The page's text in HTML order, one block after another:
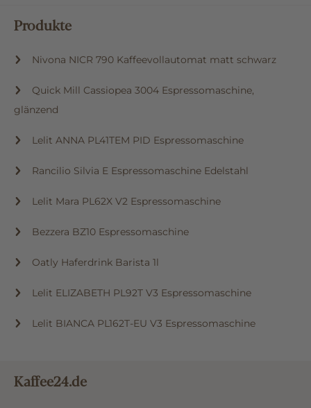
Produkte
Nivona NICR 790 Kaffeevollautomat matt schwarz
Quick Mill Cassiopea 3004 Espressomaschine,
glänzend
Lelit ANNA PL41TEM PID Espressomaschine
Rancilio Silvia E Espressomaschine Edelstahl
Lelit Mara PL62X V2 Espressomaschine
Bezzera BZ10 Espressomaschine
Oatly Haferdrink Barista 1l
Lelit ELIZABETH PL92T V3 Espressomaschine
Lelit BIANCA PL162T-EU V3 Espressomaschine
Kaffee24.de